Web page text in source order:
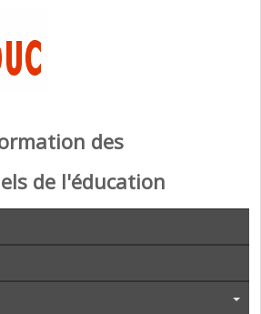
des
de l'éducation